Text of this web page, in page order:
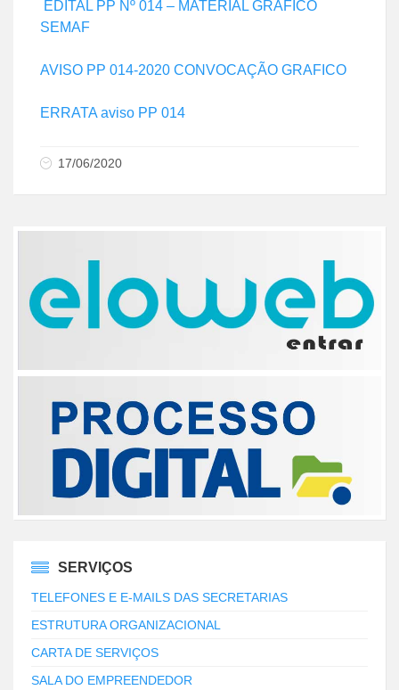
EDITAL PP Nº 014 – MATERIAL GRAFICO
SEMAF
AVISO PP 014-2020 CONVOCAÇÃO GRAFICO
ERRATA aviso PP 014
17/06/2020
SERVIÇOS
TELEFONES E E-MAILS DAS SECRETARIAS
ESTRUTURA ORGANIZACIONAL
CARTA DE SERVIÇOS
SALA DO EMPREENDEDOR